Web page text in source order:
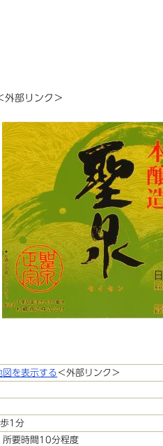
外部リンク＞
図を表示する ＜外部リンク＞
1分
所要時間10分程度